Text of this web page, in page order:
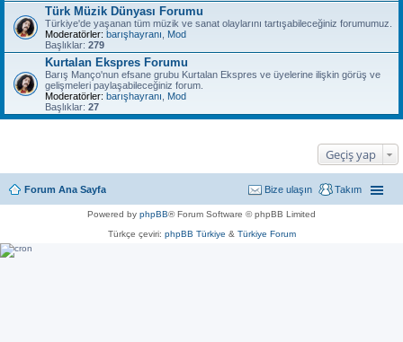
Türk Müzik Dünyası Forumu
Türkiye'de yaşanan tüm müzik ve sanat olaylarını tartışabileceğiniz forumumuz.
Moderatörler: barışhayranı
Mod
Başlıklar: 279
Kurtalan Ekspres Forumu
Barış Manço'nun efsane grubu Kurtalan Ekspres ve üyelerine ilişkin görüş ve
gelişmeleri paylaşabileceğiniz forum.
Moderatörler: barışhayranı
Mod
Başlıklar: 27
Geçiş yap
Forum Ana Sayfa Takım
Bize ulaşın
Powered by phpBB® Forum Software © phpBB Limited
Türkçe çeviri: phpBB Türkiye & Türkiye Forum